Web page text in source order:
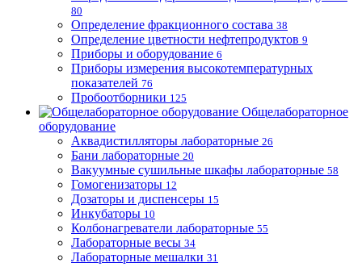
80
Определение фракционного состава 38
Определение цветности нефтепродуктов 9
Приборы и оборудование 6
Приборы измерения высокотемпературных
показателей 76
Пробоотборники 125
Общелабораторное
оборудование
Аквадистилляторы лабораторные 26
Бани лабораторные 20
Вакуумные сушильные шкафы лабораторные 58
Гомогенизаторы 12
Дозаторы и диспенсеры 15
Инкубаторы 10
Колбонагреватели лабораторные 55
Лабораторные весы 34
Лабораторные мешалки 31